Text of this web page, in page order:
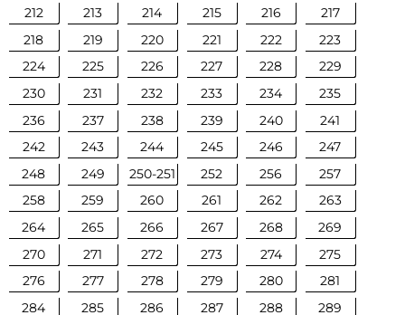
212
213 214 215 216
217
218
219 220 221 222
223
224
225 226 227 228
229
230
231 232 233 234
235
236
237 238 239 240
241
242
243 244 245 246
247
248
249 250-251 252 256
257
258
259 260 261 262
263
264
265 266 267 268
269
270
271 272 273 274
275
276
277 278 279 280
281
284
285 286 287 288
289